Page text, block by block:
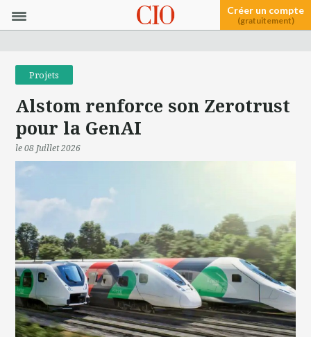
Créer un compte
(gratuitement)
Projets
Alstom renforce son Zerotrust
pour la GenAI
le 08 Juillet 2026